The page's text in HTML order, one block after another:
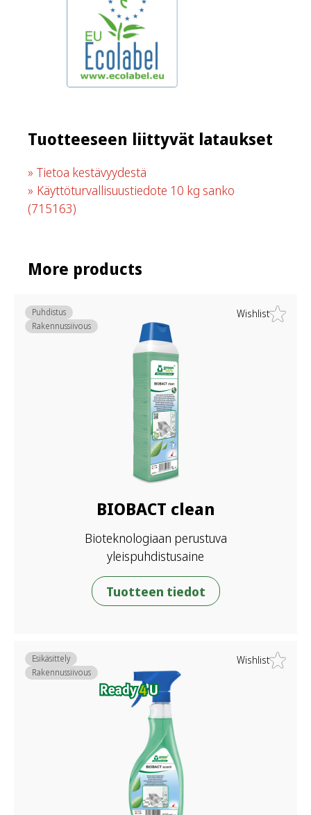
Tuotteeseen liittyvät lataukset
Tietoa kestävyydestä
Käyttöturvallisuustiedote 10 kg sanko
(715163)
More products
Wishlist
BIOBACT clean
Bioteknologiaan perustuva
yleispuhdistusaine
Puhdistus
Rakennussiivous
Tuotteen tiedot
Wishlist
Esikäsittely
Rakennussiivous